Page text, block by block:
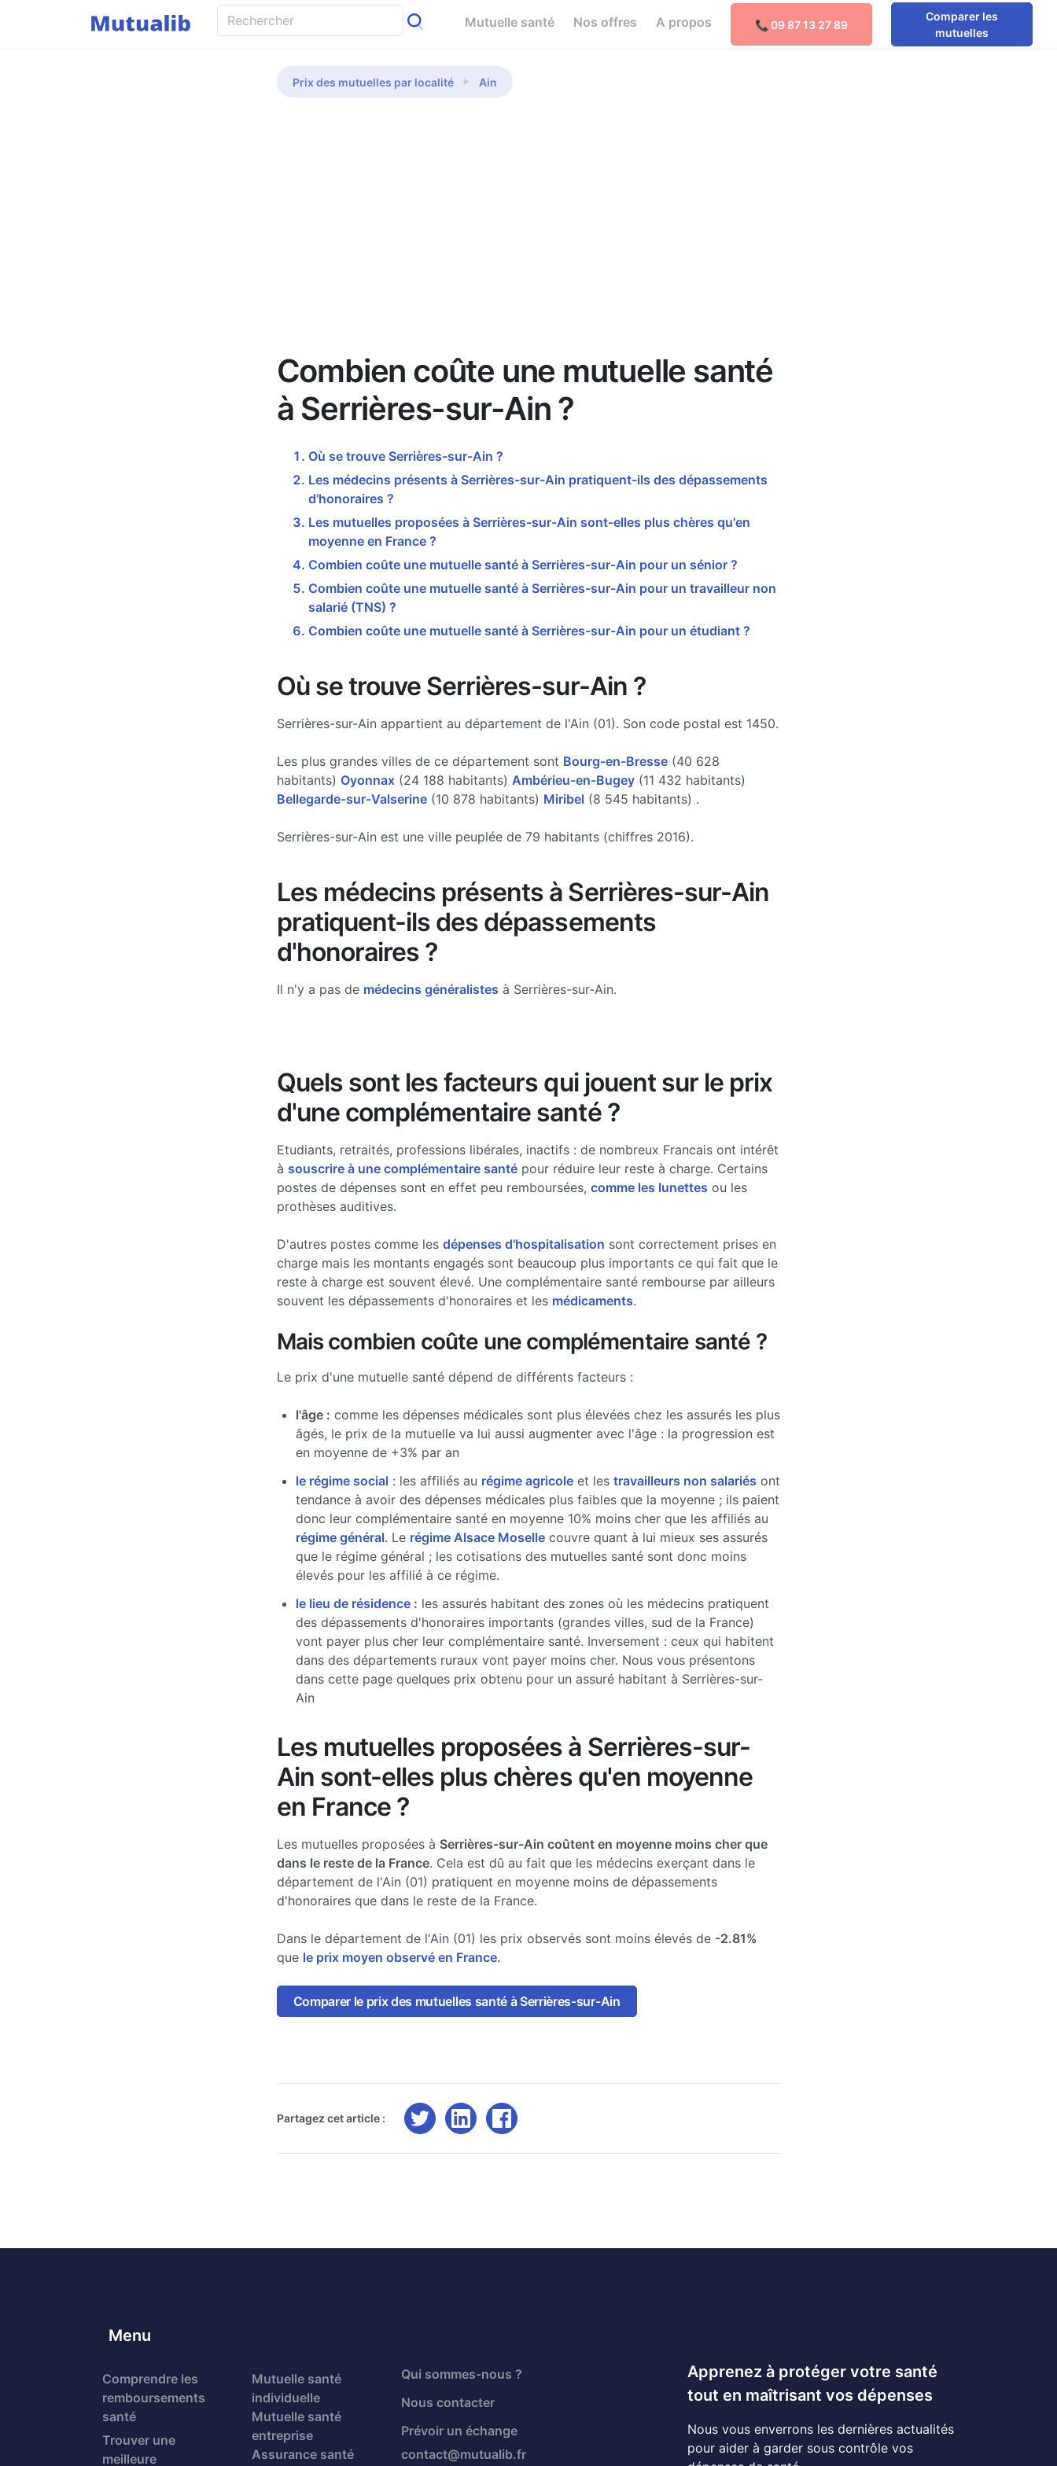
Mutuelle santé Nos offres A propos 📞 09 87 13 27 89
Comparer les
mutuelles
Comparer les mutuelles
Prix des mutuelles par localité Ain
Combien coûte une mutuelle santé
à Serrières-sur-Ain ?
Où se trouve Serrières-sur-Ain ?
Les médecins présents à Serrières-sur-Ain pratiquent-ils des dépassements
d'honoraires ?
Les mutuelles proposées à Serrières-sur-Ain sont-elles plus chères qu'en
moyenne en France ?
Combien coûte une mutuelle santé à Serrières-sur-Ain pour un sénior ?
Combien coûte une mutuelle santé à Serrières-sur-Ain pour un travailleur non
salarié (TNS) ?
Combien coûte une mutuelle santé à Serrières-sur-Ain pour un étudiant ?
Où se trouve Serrières-sur-Ain ?
Serrières-sur-Ain appartient au département de l'Ain (01). Son code postal est 1450.
Les plus grandes villes de ce département sont Bourg-en-Bresse(40 628
habitants) Oyonnax(24 188 habitants) Ambérieu-en-Bugey(11 432 habitants)
Bellegarde-sur-Valserine(10 878 habitants) Miribel (8 545 habitants) .
Serrières-sur-Ain est une ville peuplée de 79 habitants (chiffres 2016).
Les médecins présents à Serrières-sur-Ain
pratiquent-ils des dépassements
d'honoraires ?
Il n'y a pas de médecins généralistes à Serrières-sur-Ain.
Quels sont les facteurs qui jouent sur le prix
d'une complémentaire santé ?
Etudiants, retraités, professions libérales, inactifs : de nombreux Francais ont intérêt
à souscrire à une complémentaire santépour réduire leur reste à charge. Certains
postes de dépenses sont en effet peu remboursées, comme les lunettes ou les
prothèses auditives.
D'autres postes comme les dépenses d'hospitalisation sont correctement prises en
charge mais les montants engagés sont beaucoup plus importants ce qui fait que le
reste à charge est souvent élevé. Une complémentaire santé rembourse par ailleurs
souvent les dépassements d'honoraires et les médicaments.
Mais combien coûte une complémentaire santé ?
Le prix d'une mutuelle santé dépend de différents facteurs :
l'âge : comme les dépenses médicales sont plus élevées chez les assurés les plus
âgés, le prix de la mutuelle va lui aussi augmenter avec l'âge : la progression est
en moyenne de +3% par an
le régime social : les affiliés au régime agricoleet les travailleurs non salariés ont
tendance à avoir des dépenses médicales plus faibles que la moyenne ; ils paient
donc leur complémentaire santé en moyenne 10% moins cher que les affiliés au
régime général. Le régime Alsace Mosellecouvre quant à lui mieux ses assurés
que le régime général ; les cotisations des mutuelles santé sont donc moins
élevés pour les affilié à ce régime.
le lieu de résidence : les assurés habitant des zones où les médecins pratiquent
des dépassements d'honoraires importants (grandes villes, sud de la France)
vont payer plus cher leur complémentaire santé. Inversement : ceux qui habitent
dans des départements ruraux vont payer moins cher. Nous vous présentons
dans cette page quelques prix obtenu pour un assuré habitant à Serrières-sur-
Ain
Les mutuelles proposées à Serrières-sur-
Ain sont-elles plus chères qu'en moyenne
en France ?
Les mutuelles proposées à Serrières-sur-Ain coûtent en moyenne moins cher que
dans le reste de la France. Cela est dû au fait que les médecins exerçant dans le
département de l'Ain (01) pratiquent en moyenne moins de dépassements
d'honoraires que dans le reste de la France.
Dans le département de l'Ain (01) les prix observés sont moins élevés de -2.81%
que le prix moyen observé en France.
Comparer le prix des mutuelles santé à Serrières-sur-Ain
Partagez cet article :
Menu
Comprendre les
remboursements
santé
Trouver une
meilleure
Mutuelle santé
individuelle
Mutuelle santé
entreprise
Assurance santé
Qui sommes-nous ?
Nous contacter
Prévoir un échange
contact@mutualib.fr
Apprenez à protéger votre santé
tout en maîtrisant vos dépenses
Nous vous enverrons les dernières actualités
pour aider à garder sous contrôle vos